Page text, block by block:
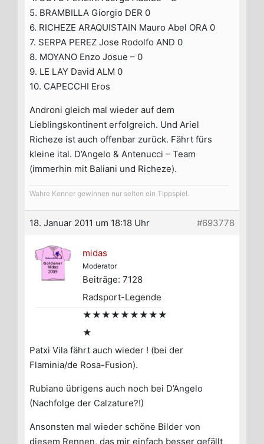
5. BRAMBILLA Giorgio DER 0
6. RICHEZE ARAQUISTAIN Mauro Abel ORA 0
7. SERPA PEREZ Jose Rodolfo AND 0
8. MOYANO Enzo Josue – 0
9. LE LAY David ALM 0
10. CAPECCHI Eros
Androni gleich mal wieder auf dem
Lieblingskontinent erfolgreich. Und Ariel
Richeze ist auch offenbar zurück. Fährt fürs
kleine ital. D’Angelo & Antenucci – Team
(immerhin mit Baliani und Richeze).
Wahre Kenner gewinnen nur selten ein Tippspiel.
18. Januar 2011 um 18:18 Uhr #693778
midas
Moderator
Beiträge: 7128
Radsport-Legende
★★★★★★★★★
★
Patxi Vila fährt auch wieder ! (bei der
Flaminia/de Rosa-Fusion).
Rubiano übrigens auch noch bei D’Angelo
(Nachfolge der Calzature?!)
Ansonsten mal wieder schöne Bilder von
diesem Rennen, das mir einfach besser gefällt